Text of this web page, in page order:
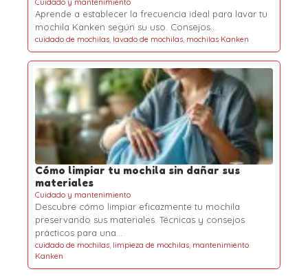
Cuidado y mantenimiento
Aprende a establecer la frecuencia ideal para lavar tu
mochila Kanken según su uso. Consejos…
cuidado de mochilas, lavado de mochilas, mochilas Kanken
Cómo limpiar tu mochila sin dañar sus
materiales
Cuidado y mantenimiento
Descubre cómo limpiar eficazmente tu mochila
preservando sus materiales. Técnicas y consejos
prácticos para una…
cuidado de mochilas, limpieza de mochilas, mantenimiento
Kanken